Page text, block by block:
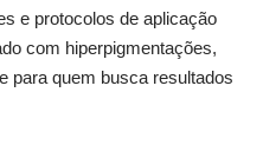
e protocolos de aplicação
com hiperpigmentações,
para quem busca resultados